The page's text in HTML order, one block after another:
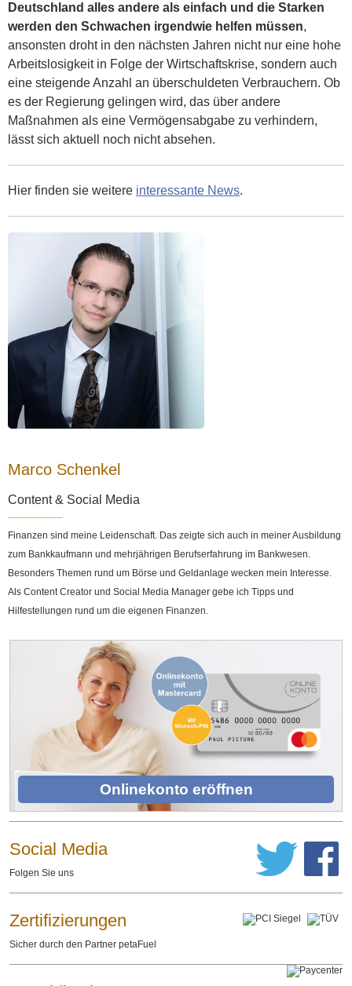
Deutschland alles andere als einfach und die Starken
werden den Schwachen irgendwie helfen müssen,
ansonsten droht in den nächsten Jahren nicht nur eine hohe
Arbeitslosigkeit in Folge der Wirtschaftskrise, sondern auch
eine steigende Anzahl an überschuldeten Verbrauchern. Ob
es der Regierung gelingen wird, das über andere
Maßnahmen als eine Vermögensabgabe zu verhindern,
lässt sich aktuell noch nicht absehen.
Hier finden sie weitere interessante News.
Marco Schenkel
Content & Social Media
Finanzen sind meine Leidenschaft. Das zeigte sich auch in meiner Ausbildung
zum Bankkaufmann und mehrjährigen Berufserfahrung im Bankwesen.
Besonders Themen rund um Börse und Geldanlage wecken mein Interesse.
Als Content Creator und Social Media Manager gebe ich Tipps und
Hilfestellungen rund um die eigenen Finanzen.
Onlinekonto eröffnen
Social Media
Folgen Sie uns
Zertifizierungen
Sicher durch den Partner petaFuel